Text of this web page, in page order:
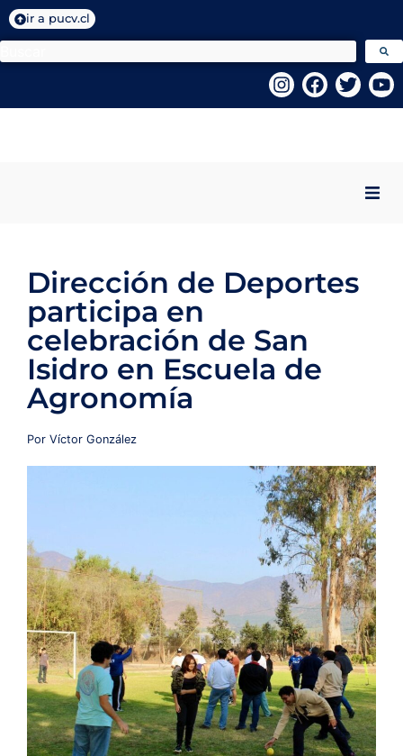
ir a pucv.cl
Quiénes Somos
Programas VcM
Centros PUCV
Contáctanos
Dirección de Deportes
participa en
celebración de San
Isidro en Escuela de
Agronomía
Por Víctor González